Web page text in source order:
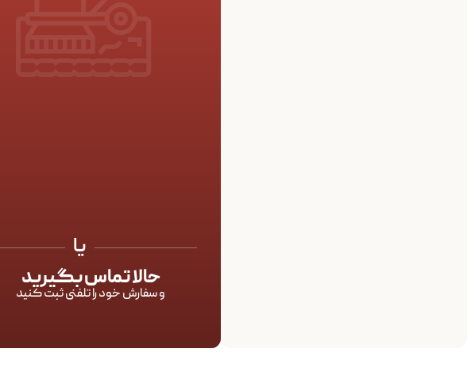
یا
حالا تماس بگیرید
و سفارش خود را تلفنی ثبت کنید